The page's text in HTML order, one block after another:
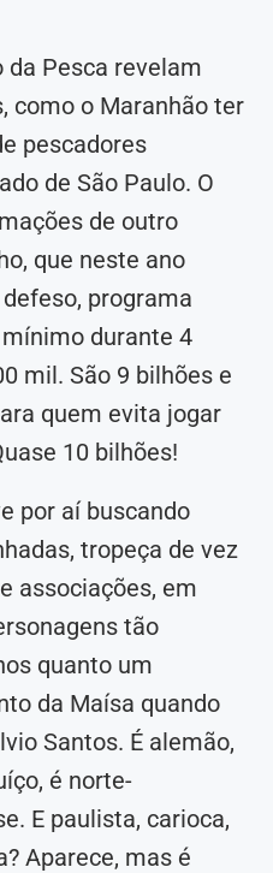
da Pesca revelam
como o Maranhão ter
pescadores
de São Paulo. O
de outro
que neste ano
programa
durante 4
mil. São 9 bilhões e
quem evita jogar
10 bilhões!
por aí buscando
tropeça de vez
associações, em
tão
quanto um
da Maísa quando
Santos. É alemão,
é norte-
E paulista, carioca,
Aparece, mas é